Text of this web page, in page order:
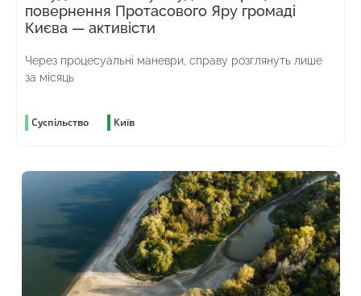
повернення Протасового Яру громаді
Києва — активісти
Через процесуальні маневри, справу розглянуть лише
за місяць
Суспільство Київ